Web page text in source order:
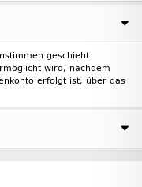
geschieht
wird, nachdem
erfolgt ist, über das